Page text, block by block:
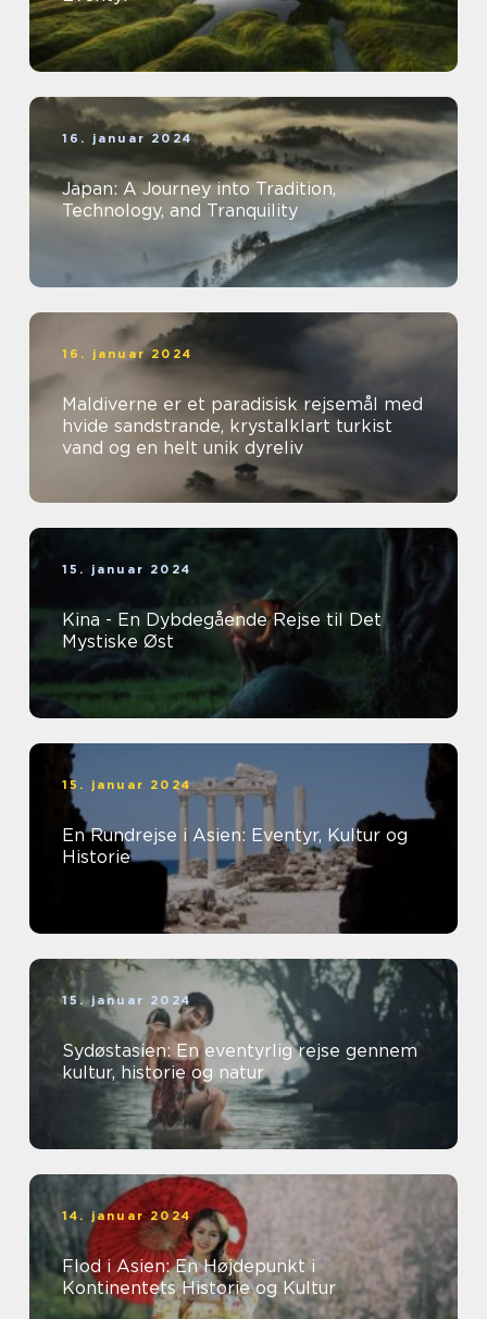
16. januar 2024
Japan: A Journey into Tradition,
Technology, and Tranquility
16. januar 2024
Maldiverne er et paradisisk rejsemål med
hvide sandstrande, krystalklart turkist
vand og en helt unik dyreliv
15. januar 2024
Kina - En Dybdegående Rejse til Det
Mystiske Øst
15. januar 2024
En Rundrejse i Asien: Eventyr, Kultur og
Historie
15. januar 2024
Sydøstasien: En eventyrlig rejse gennem
kultur, historie og natur
14. januar 2024
Flod i Asien: En Højdepunkt i
Kontinentets Historie og Kultur